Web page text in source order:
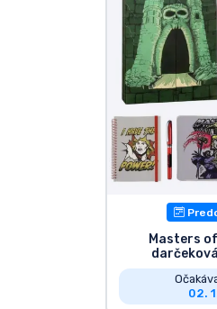
Masters
02.
Zoradiť podľa série
Zoradiť podľa filmov
Zoradiť podľa
Zoradiť podľa Anime
Zoradiť podľa hier
Zoradiť podľa športu